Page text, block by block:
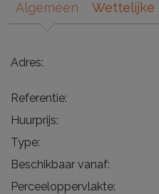
Algemeen Wettelijke
Adres:
Referentie:
Huurprijs:
Type:
Beschikbaar vanaf:
Perceeloppervlakte: